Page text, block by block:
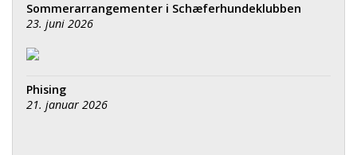
Sommerarrangementer i Schæferhundeklubben
23. juni 2026
Phising
21. januar 2026